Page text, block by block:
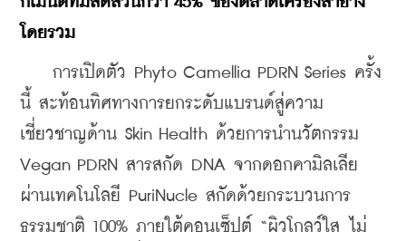
โดยรวม
การเปิดตัว Phyto Camellia PDRN Series ครั้ง
นี้ สะท้อนทิศทางการยกระดับแบรนด์สู่ความ
เชี่ยวชาญด้าน Skin Health ด้วยการนำนวัตกรรม
Vegan PDRN สารสกัด DNA จากดอกคามิลเลีย
ผ่านเทคโนโลยี PuriNucle สกัดด้วยกระบวนการ
ธรรมชาติ 100% ภายใต้คอนเซ็ปต์ “ผิวโกลว์ใส ไม่